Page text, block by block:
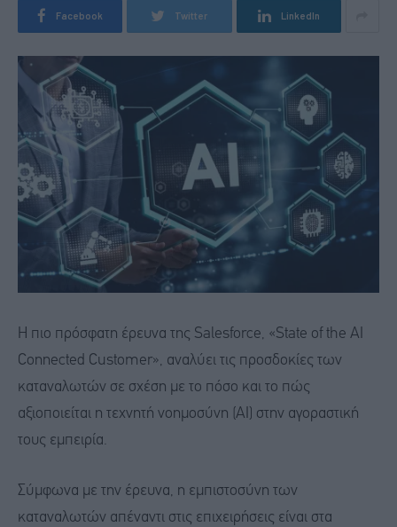
Facebook Twitter LinkedIn
Η πιο πρόσφατη έρευνα της Salesforce, «State of the AI
Connected Customer», αναλύει τις προσδοκίες των
καταναλωτών σε σχέση με το πόσο και το πώς
αξιοποιείται η τεχνητή νοημοσύνη (ΑΙ) στην αγοραστική
τους εμπειρία.
Σύμφωνα με την έρευνα, η εμπιστοσύνη των
καταναλωτών απέναντι στις επιχειρήσεις είναι στα